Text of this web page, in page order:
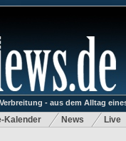
- aus dem Alltag
Kalender News Live